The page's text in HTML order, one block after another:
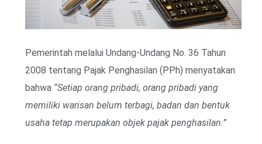
Pemerintah melalui Undang-Undang No. 36 Tahun
2008 tentang Pajak Penghasilan (PPh) menyatakan
bahwa “Setiap orang pribadi, orang pribadi yang
memiliki warisan belum terbagi, badan dan bentuk
usaha tetap merupakan objek pajak penghasilan.”